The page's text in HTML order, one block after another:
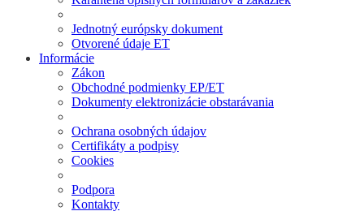
Jednotný európsky dokument
Otvorené údaje ET
Informácie
Zákon
Obchodné podmienky EP/ET
Dokumenty elektronizácie obstarávania
Ochrana osobných údajov
Certifikáty a podpisy
Cookies
Podpora
Kontakty